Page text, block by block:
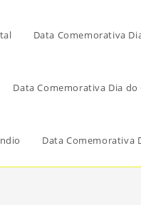
Data Comemorativa
Data Comemorativa Dia do
Data Comemorativa